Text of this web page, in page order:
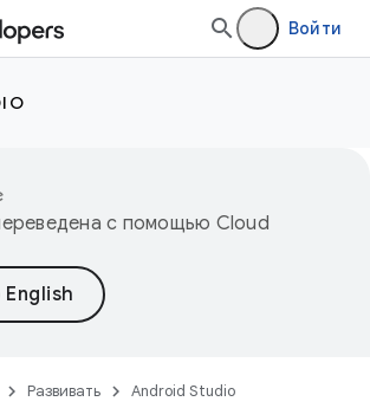
Войти
с помощью Cloud
Развивать
Android Studio